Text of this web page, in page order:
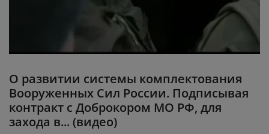
О развитии системы комплектования
Вооруженных Сил России. Подписывая
контракт с Доброкором МО РФ, для
захода в... (видео)